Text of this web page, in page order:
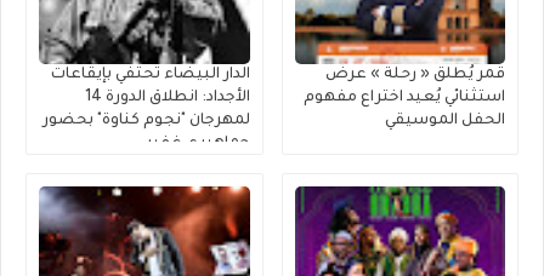
قمر يُطلق « رحلة » عرضٌ
استثنائي يُعيد اختراع مفهوم
الحفل الموسيقي
الدار البيضاء تحتفي بإيقاعات
الأجداد: انطلاق الدورة 14
لمهرجان "نجوم كناوة" بحضور
جماهيري غفير